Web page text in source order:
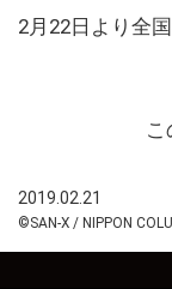
2月22日より全
こ
2019.02.21
©SAN-X / NIPPON